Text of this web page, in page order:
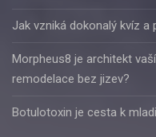
Jak vzniká dokonalý kvíz
Morpheus8 je architekt
remodelace bez jizev?
Botulotoxin je cesta k